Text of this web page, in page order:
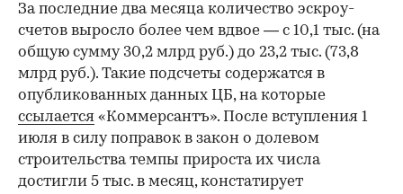
За последние два месяца количество эскроу-
счетов выросло более чем вдвое — с 10,1 тыс. (на
общую сумму 30,2 млрд руб.) до 23,2 тыс. (73,8
млрд руб.). Такие подсчеты содержатся в
опубликованных данных ЦБ, на которые
ссылается «Коммерсантъ». После вступления 1
июля в силу поправок в закон о долевом
строительства темпы прироста их числа
достигли 5 тыс. в месяц, констатирует